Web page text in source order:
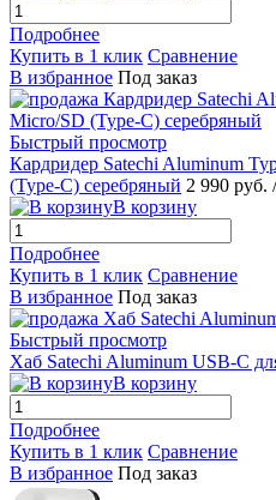
Подробнее
Купить в 1 клик Сравнение
В избранное Под заказ
Быстрый просмотр
Кардридер Satechi Aluminum
(Type-C) серебряный 2 990 руб.
В корзину
Подробнее
Купить в 1 клик Сравнение
В избранное Под заказ
Быстрый просмотр
Хаб Satechi Aluminum USB-C
В корзину
Подробнее
Купить в 1 клик Сравнение
В избранное Под заказ